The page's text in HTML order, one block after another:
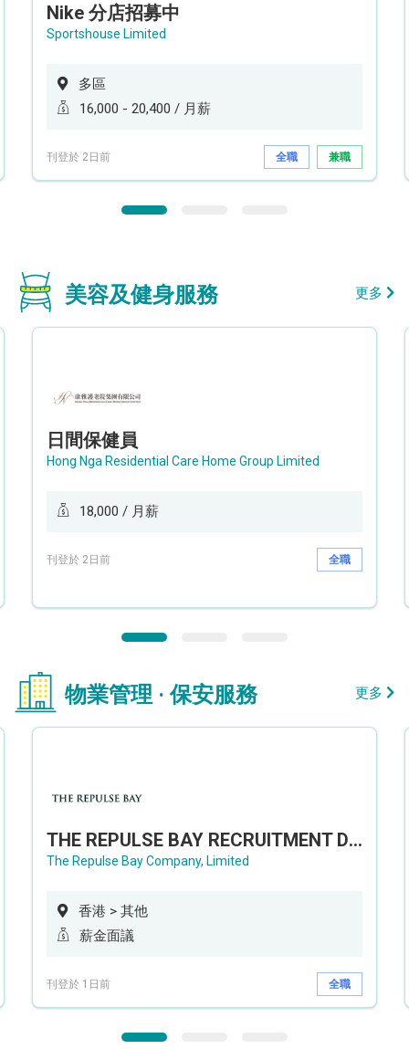
Nike 分店招募中
Sportshouse Limited
多區
16,000 - 20,400 / 月薪
刊登於 2日前 全職 兼職
美容及健身服務 更多
日間保健員
Hong Nga Residential Care Home Group Limited
18,000 / 月薪
刊登於 2日前 全職
物業管理 · 保安服務 更多
THE REPULSE BAY RECRUITMENT DAY 淺水灣影灣園人才招聘會
The Repulse Bay Company, Limited
香港 > 其他
薪金面議
刊登於 1日前 全職